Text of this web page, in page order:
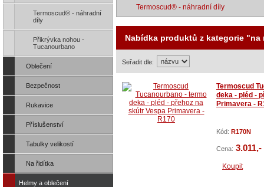
Termoscud® - náhradní díly
Nabídka produktů z kategorie "na
Seřadit dle:
↓
Termoscud
deka - pléd -
Primavera -
Kód: R170N
Cena:
Koupit
Termoscud® - náhradní
díly
Přikrývka nohou -
Tucanourbano
Oblečení
Bezpečnost
Rukavice
Příslušenství
Tabulky velikostí
Na řidítka
Helmy a oblečení